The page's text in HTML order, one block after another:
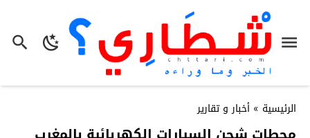
الرئيسية » أخبار و تقارير